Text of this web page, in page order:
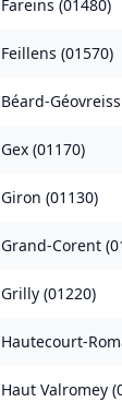
Fareins (01480)
Feillens (01570)
Béard-
Gex (01170)
Giron (01130)
Grand-Corent (
Grilly (01220)
Hautecourt-
Haut Valromey (